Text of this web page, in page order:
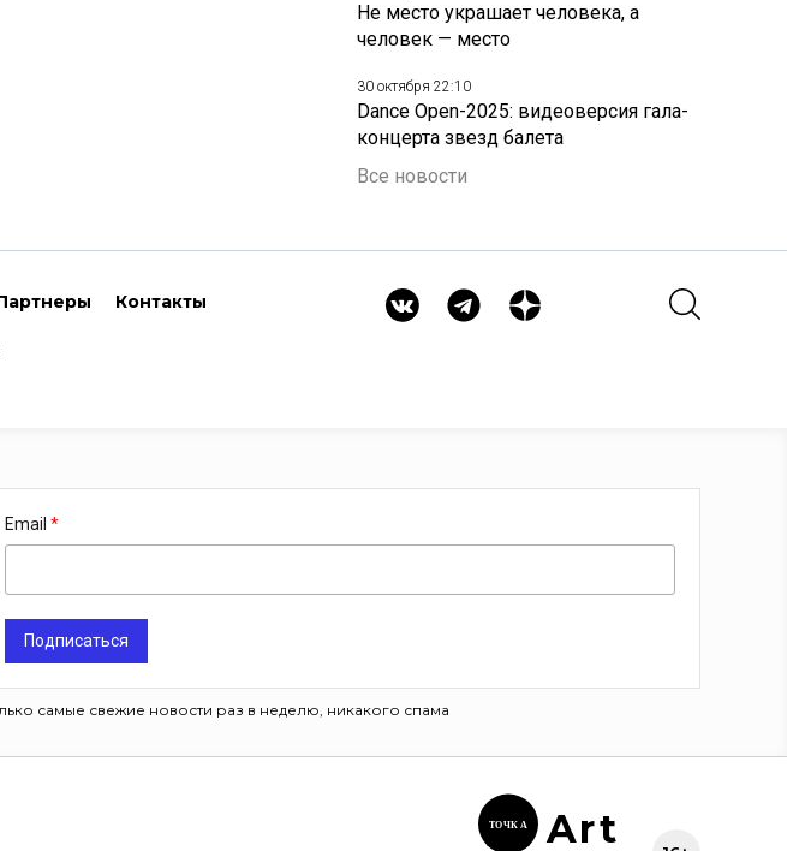
Не место украшает человека, а
человек — место
30 октября 22:10
Dance Open-2025: видеоверсия гала-
концерта звезд балета
Все новости
Контакты
Email
Подписаться
самые свежие новости раз в неделю, никакого спама
ТОЧК А Art